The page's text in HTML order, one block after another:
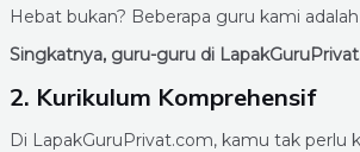
Hebat bukan? Beberapa guru kami
Singkatnya, guru-guru di
2. Kurikulum Komprehensif
Di LapakGuruPrivat.com, kamu tak perlu